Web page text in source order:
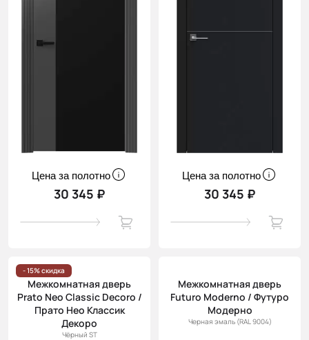
Цена за полотно
30 345 ₽
Цена за полотно
30 345 ₽
- 15% скидка
Межкомнатная дверь
Prato Neo Classic Decoro /
Прато Нео Классик
Декоро
Чёрный ST
Межкомнатная дверь
Futuro Moderno / Футуро
Модерно
Черная эмаль (RAL 9004)